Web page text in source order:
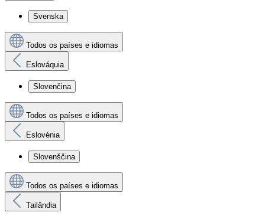
Svenska
Todos os países e idiomas
Eslováquia
Slovenčina
Todos os países e idiomas
Eslovénia
Slovenščina
Todos os países e idiomas
Tailândia